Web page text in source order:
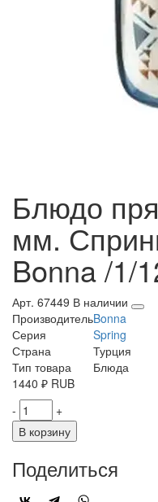
Блюдо
мм.
Bonna /1/
Арт. 67449 В наличии
ПроизводительBonna
Серия
Spring
Страна
Турция
Тип товара
Блюда
1440 ₽ RUB
-
+
В корзину
Поделиться